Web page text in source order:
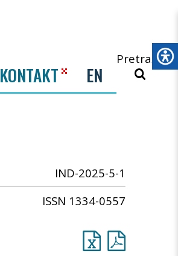
KONTAKT EN
Pretraži
IND-2025-5-1
ISSN 1334-0557